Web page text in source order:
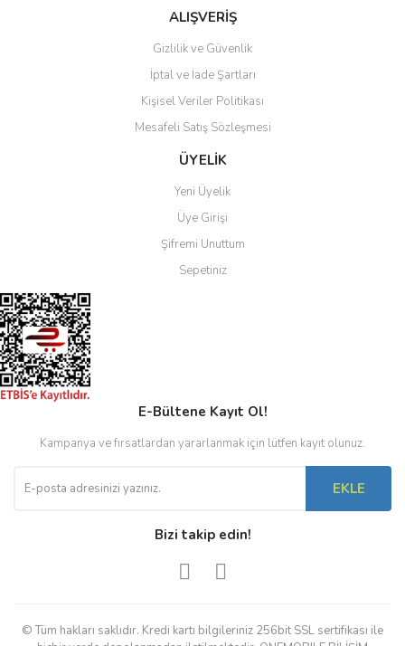
Ürün fiyatı diğer sitelerden daha pahalı.
Gönder
ALIŞVERİŞ
Gizlilik ve Güvenlik
İptal ve İade Şartları
Kişisel Veriler Politikası
Mesafeli Satış Sözleşmesi
ÜYELİK
Yeni Üyelik
Üye Girişi
Şifremi Unuttum
Sepetiniz
E-Bültene Kayıt Ol!
Kampanya ve fırsatlardan yararlanmak için lütfen kayıt olunuz.
EKLE
Bizi takip edin!
© Tüm hakları saklıdır. Kredi kartı bilgileriniz 256bit SSL sertifikası ile